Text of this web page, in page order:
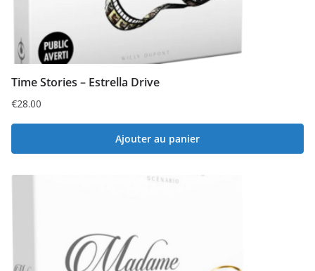
Time Stories – Estrella Drive
€28.00
Ajouter au panier